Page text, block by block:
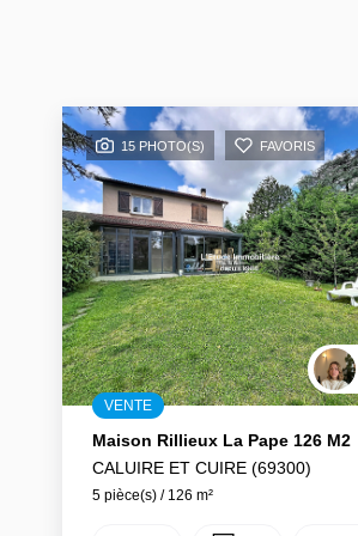
15 PHOTO(S) FAVORIS
VENTE
Maison Rillieux La Pape 126 M2
CALUIRE ET CUIRE (69300)
5 pièce(s) / 126 m²